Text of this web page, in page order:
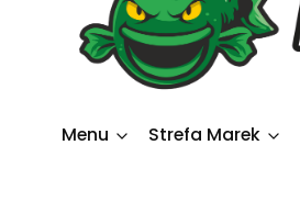
Menu Strefa Marek